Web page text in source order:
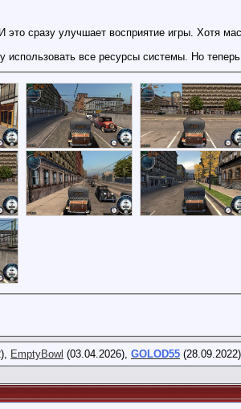
это сразу улучшает восприятие игры. Хотя
все ресурсы системы. Но
EmptyBowl (03.04.2026), GOLOD55